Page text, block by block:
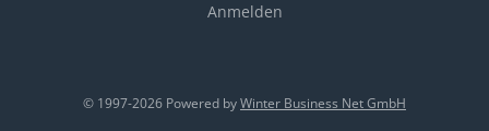
Anmelden
© 1997-2026 Powered byWinter Business Net GmbH